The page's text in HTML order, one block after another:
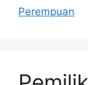
Perempuan